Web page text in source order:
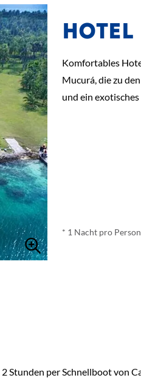
Komfortables
Mucurá, die zu
und ein
* 1 Nacht pro
Stunden per Schnellboot von